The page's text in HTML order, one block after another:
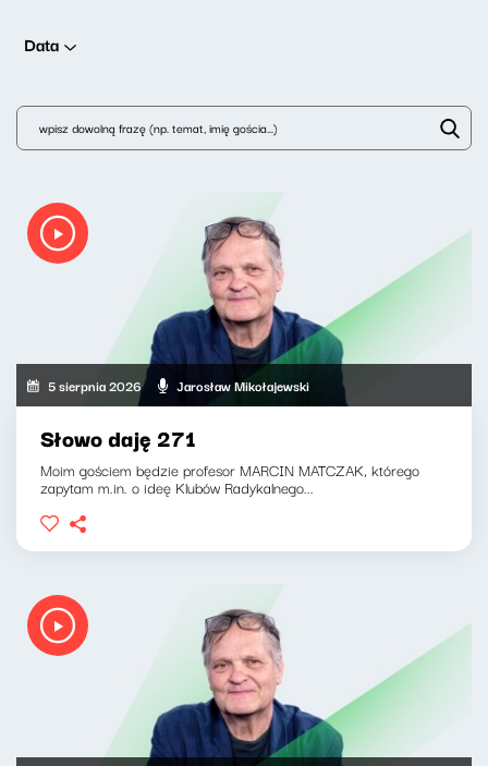
Data
5 sierpnia 2026 Jarosław Mikołajewski
Słowo daję 271
Moim gościem będzie profesor MARCIN MATCZAK, którego
zapytam m.in. o ideę Klubów Radykalnego...